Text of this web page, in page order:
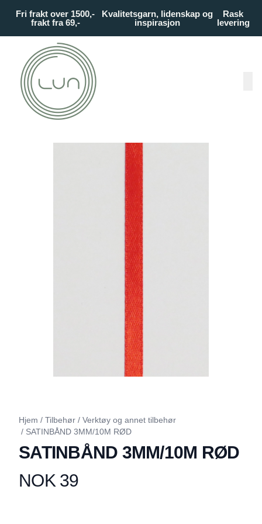
Fri frakt over 1500,-
frakt fra 69,-
Kvalitetsgarn, lidenskap og
inspirasjon
Rask
levering
Hjem / Tilbehør / Verktøy og annet tilbehør
/ SATINBÅND 3MM/10M RØD
SATINBÅND 3MM/10M RØD
Produktdetaljer
NOK 39